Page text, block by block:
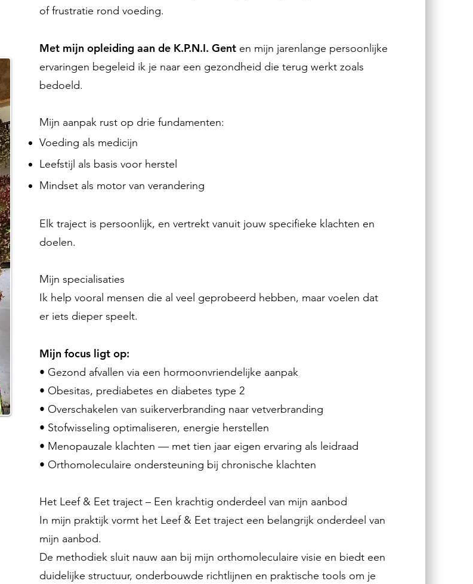
of frustratie rond voeding.
Met mijn opleiding aan de K.P.N.I. Gent en mijn jarenlange persoonlijke
ervaringen begeleid ik je naar een gezondheid die terug werkt zoals
bedoeld.
Mijn aanpak rust op drie fundamenten:
Voeding als medicijn
Leefstijl als basis voor herstel
Mindset als motor van verandering
Elk traject is persoonlijk, en vertrekt vanuit jouw specifieke klachten en
doelen.
Mijn specialisaties
Ik help vooral mensen die al veel geprobeerd hebben, maar voelen dat
er iets dieper speelt.
Mijn focus ligt op:
• Gezond afvallen via een hormoonvriendelijke aanpak
• Obesitas, prediabetes en diabetes type 2
• Overschakelen van suikerverbranding naar vetverbranding
• Stofwisseling optimaliseren, energie herstellen
• Menopauzale klachten — met tien jaar eigen ervaring als leidraad
• Orthomoleculaire ondersteuning bij chronische klachten
Het Leef & Eet traject – Een krachtig onderdeel van mijn aanbod
In mijn praktijk vormt het Leef & Eet traject een belangrijk onderdeel van
mijn aanbod.
De methodiek sluit nauw aan bij mijn orthomoleculaire visie en biedt een
duidelijke structuur, onderbouwde richtlijnen en praktische tools om je